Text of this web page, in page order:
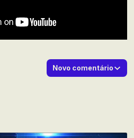
Novo comentário